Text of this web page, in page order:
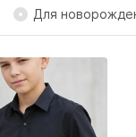
Для